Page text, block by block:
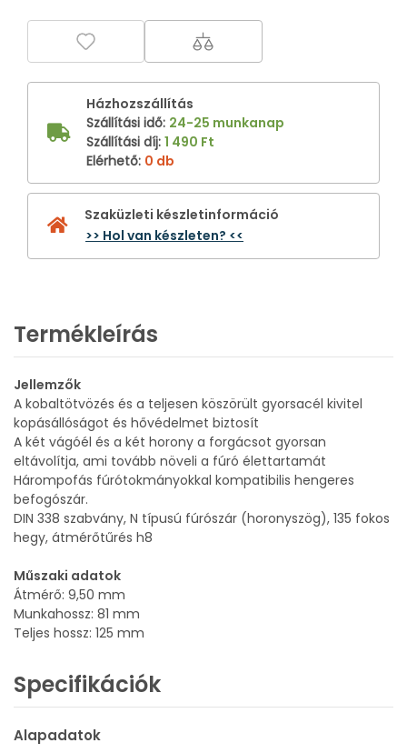
Házhozszállítás
Szállítási idő: 24-25 munkanap
Szállítási díj: 1 490 Ft
Elérhető: 0 db
Szaküzleti készletinformáció
>> Hol van készleten? <<
Termékleírás
Jellemzők
A kobaltötvözés és a teljesen köszörült gyorsacél kivitel
kopásállóságot és hővédelmet biztosít
A két vágóél és a két horony a forgácsot gyorsan
eltávolítja, ami tovább növeli a fúró élettartamát
Hárompofás fúrótokmányokkal kompatibilis hengeres
befogószár.
DIN 338 szabvány, N típusú fúrószár (horonyszög), 135 fokos
hegy, átmérőtűrés h8
Műszaki adatok
Átmérő: 9,50 mm
Munkahossz: 81 mm
Teljes hossz: 125 mm
Specifikációk
Alapadatok